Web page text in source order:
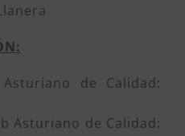
de Calidad:
Asturiano de Calidad: